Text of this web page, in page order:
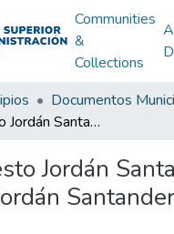
Communities
&
Collections
Documentos
Presupuesto Jordán Santander 2014: P Jordán Santander 2014
Jordán